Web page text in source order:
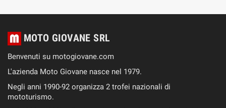
MOTO GIOVANE SRL
Benvenuti su motogiovane.com
L'azienda Moto Giovane nasce nel 1979.
Negli anni 1990-92 organizza 2 trofei nazionali di
mototurismo.